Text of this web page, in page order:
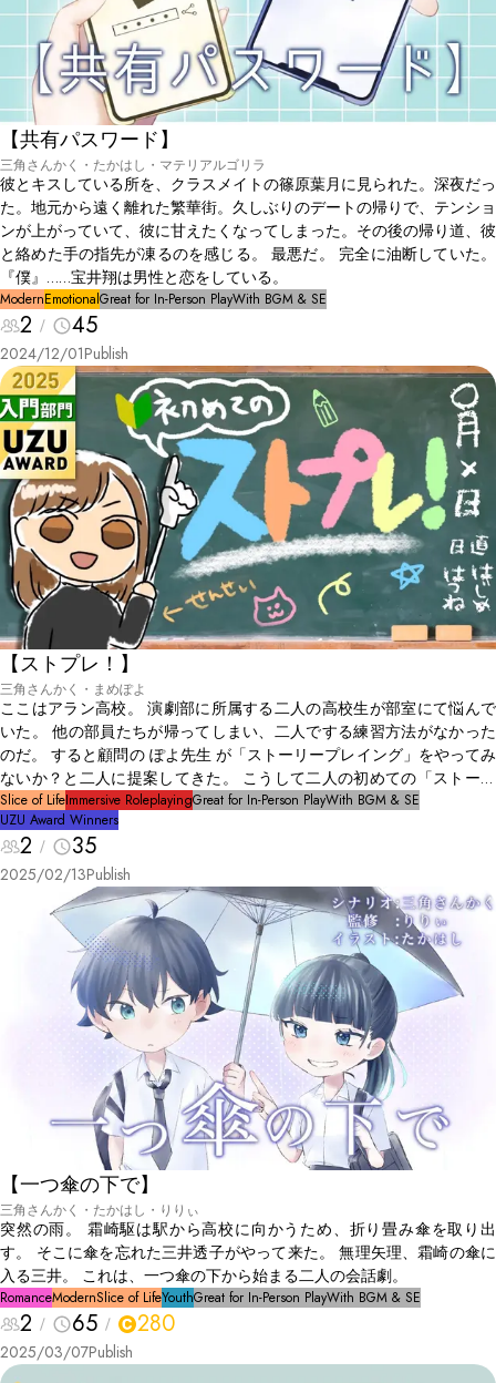
【共有パスワード】
三角さんかく・たかはし・マテリアルゴリラ
彼とキスしている所を、クラスメイトの篠原葉月に見られた。深夜だっ
た。地元から遠く離れた繁華街。久しぶりのデートの帰りで、テンショ
ンが上がっていて、彼に甘えたくなってしまった。その後の帰り道、彼
と絡めた手の指先が凍るのを感じる。 最悪だ。 完全に油断していた。
『僕』……宝井翔は男性と恋をしている。
ModernEmotionalGreat for In-Person PlayWith BGM & SE
2 45
2024/12/01Publish
【ストプレ！】
三角さんかく・まめぽよ
ここはアラン高校。 演劇部に所属する二人の高校生が部室にて悩んで
いた。 他の部員たちが帰ってしまい、二人でする練習方法がなかった
のだ。 すると顧問の ぽよ先生 が「ストーリープレイング」をやってみ
ないか？と二人に提案してきた。 こうして二人の初めての「ストーリ
ープレイング」が始まる。
Slice of LifeImmersive RoleplayingGreat for In-Person PlayWith BGM & SE
UZU Award Winners
2 35
2025/02/13Publish
【一つ傘の下で】
三角さんかく・たかはし・りりぃ
突然の雨。 霜崎駆は駅から高校に向かうため、折り畳み傘を取り出
す。 そこに傘を忘れた三井透子がやって来た。 無理矢理、霜崎の傘に
入る三井。 これは、一つ傘の下から始まる二人の会話劇。
RomanceModernSlice of LifeYouthGreat for In-Person PlayWith BGM & SE
2 65 280
2025/03/07Publish